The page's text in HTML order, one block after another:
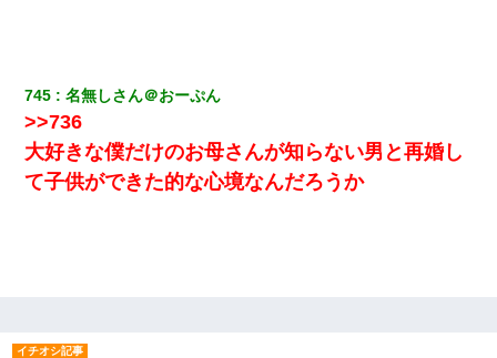
745 名無しさん＠おーぷん
>>736
大好きな僕だけのお母さんが知らない男と再婚し
て子供ができた的な心境なんだろうか